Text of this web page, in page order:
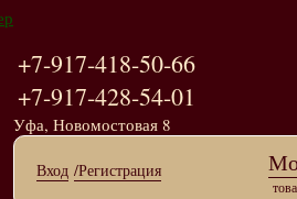
+7-917-418-50-66
+7-917-428-54-01
Уфа, Новомостовая 8
Вход /Регистрация